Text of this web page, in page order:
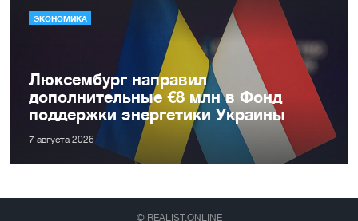
ЭКОНОМИКА
Люксембург направил
дополнительные €8 млн в Фонд
поддержки энергетики Украины
7 августа 2026
© REALIST.ONLINE